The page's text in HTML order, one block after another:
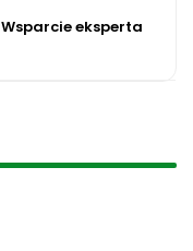
Wsparcie eksperta